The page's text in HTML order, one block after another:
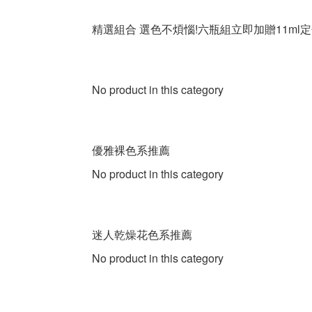
精選組合 選色不煩惱!六瓶組立即加贈11ml
No product in this category
優雅裸色系推薦
No product in this category
迷人乾燥花色系推薦
No product in this category